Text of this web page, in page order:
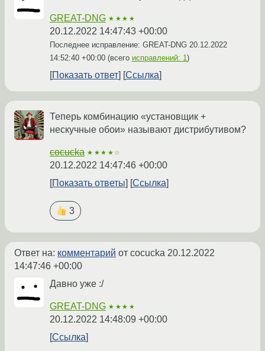
GREAT-DNG ★★★★
20.12.2022 14:47:43 +00:00
Последнее исправление: GREAT-DNG 20.12.2022
14:52:40 +00:00 (всего исправлений: 1 )
Показать ответ Ссылка
Теперь комбинацию «установщик +
нескучные обои» называют дистрибутивом?
cocucka ★★★★☆
20.12.2022 14:47:46 +00:00
Показать ответы
Ссылка
3
Ответ на: комментарий от cocucka 20.12.2022
14:47:46 +00:00
Давно уже :/
GREAT-DNG ★★★★
20.12.2022 14:48:09 +00:00
Ссылка